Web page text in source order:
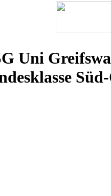
Uni